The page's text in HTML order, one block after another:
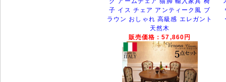
子 イス チェア アンティーク風 ブ
ラウン おしゃれ 高級感 エレガント
天然木
販売価格：57,860円